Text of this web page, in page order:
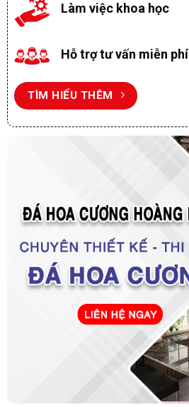
Làm việc khoa học
Hỗ trợ tư vấn miễn phí
TÌM HIỂU THÊM